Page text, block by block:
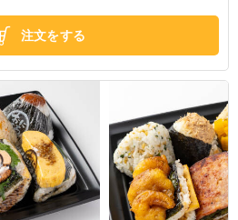
注文をする